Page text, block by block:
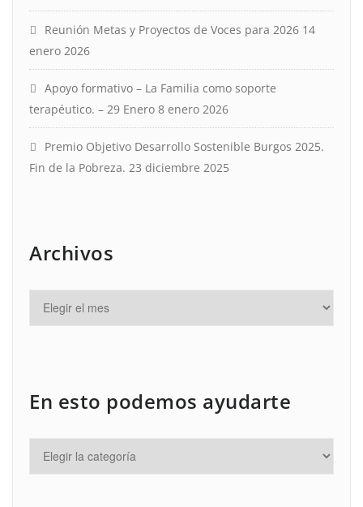
Reunión Metas y Proyectos de Voces para 2026 14
enero 2026
Apoyo formativo – La Familia como soporte
terapéutico. – 29 Enero 8 enero 2026
Premio Objetivo Desarrollo Sostenible Burgos 2025.
Fin de la Pobreza. 23 diciembre 2025
Archivos
En esto podemos ayudarte